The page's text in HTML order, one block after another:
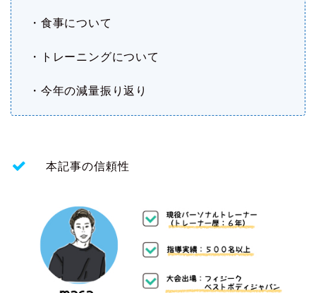
・食事について
・トレーニングについて
・今年の減量振り返り
本記事の信頼性